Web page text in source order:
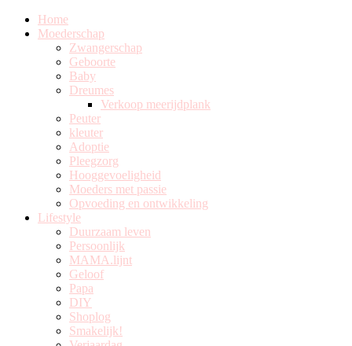
Home
Moederschap
Zwangerschap
Geboorte
Baby
Dreumes
Verkoop meerijdplank
Peuter
kleuter
Adoptie
Pleegzorg
Hooggevoeligheid
Moeders met passie
Opvoeding en ontwikkeling
Lifestyle
Duurzaam leven
Persoonlijk
MAMA.lijnt
Geloof
Papa
DIY
Shoplog
Smakelijk!